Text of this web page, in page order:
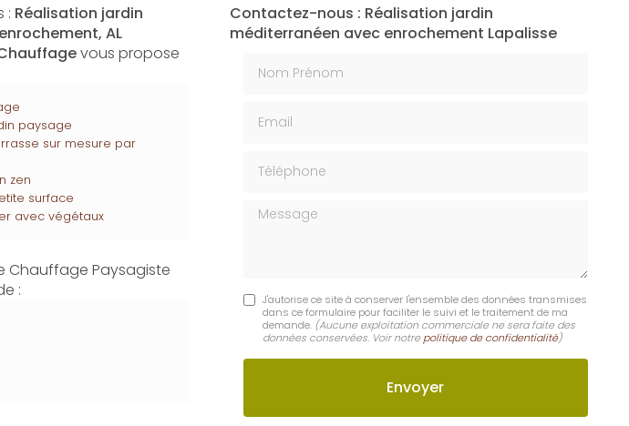
: Réalisation jardin
AL
vous propose
paysage
sur mesure par
zen
surface
avec végétaux
Chauffage Paysagiste
:
Contactez-nous : Réalisation jardin
méditerranéen avec enrochement Lapalisse
Message
J'autorise ce site à conserver l'ensemble des données transmises
dans ce formulaire pour faciliter le suivi et le traitement de ma
demande. (Aucune exploitation commerciale ne sera faite des
données conservées. Voir notre politique de confidentialité)